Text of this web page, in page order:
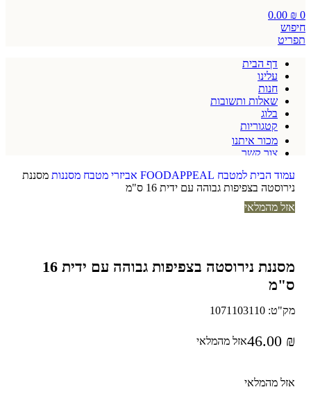
0
0.00 ₪
חיפוש
תפריט
דף הבית
עלינו
חנות
שאלות ותשובות
בלוג
קטגוריות
מכור איתנו
צור קשר
עמוד הבית למטבח FOODAPPEAL אביזרי מטבח מסננות מסננת
נירוסטה בצפיפות גבוהה עם ידית 16 ס"מ
אזל מהמלאי
מסננת נירוסטה בצפיפות גבוהה עם ידית 16
ס"מ
מק"ט: 1071103110
46.00 ₪ אזל מהמלאי
אזל מהמלאי